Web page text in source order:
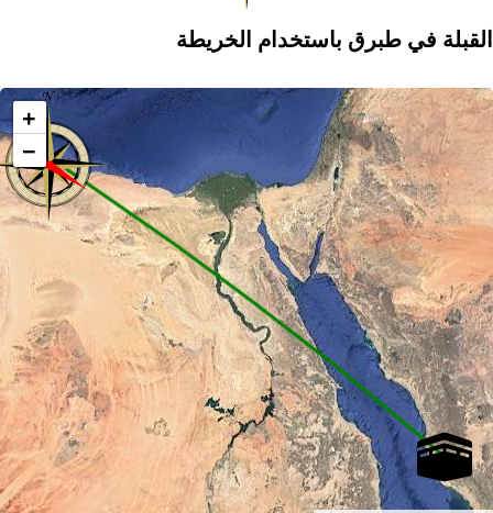
القبلة في طبرق باستخدام الخريطة
+
−